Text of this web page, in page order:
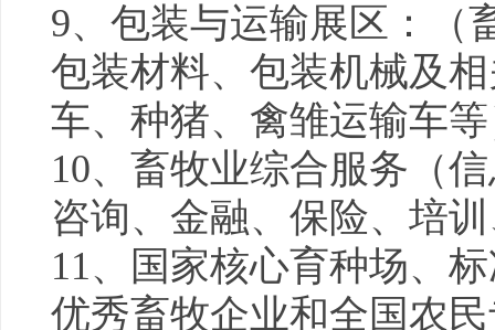
9、包装与运输展区：（
包装材料、包装机械及
车、种猪、禽雏运输车
10、畜牧业综合服务（
咨询、金融、保险、培
11、国家核心育种场、
优秀畜牧企业和全国农